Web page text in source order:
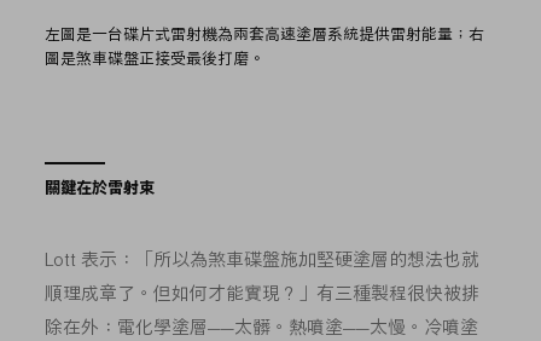
左圖是一台碟片式雷射機為兩套高速塗層系統提供雷射能量；右
圖是煞車碟盤正接受最後打磨。
關鍵在於雷射束
Lott 表示：「所以為煞車碟盤施加堅硬塗層的想法也就
順理成章了。但如何才能實現？」有三種製程很快被排
除在外：電化學塗層——太髒。熱噴塗——太慢。冷噴塗